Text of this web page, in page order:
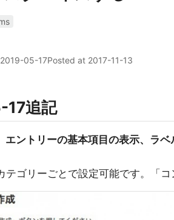
2019-05-17Posted at 2017-11-13
追記
エントリーの基本項目の表示、ラ
テゴリーごとで設定可能です。「